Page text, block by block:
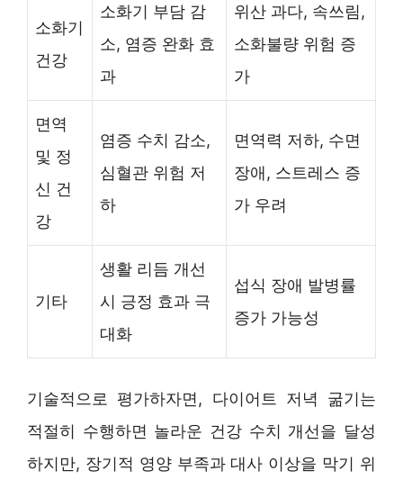
소화기
건강
소화기 부담 감
소, 염증 완화 효
과
위산 과다, 속쓰림,
소화불량 위험 증
가
면역
및 정
신 건
강
염증 수치 감소,
심혈관 위험 저
하
면역력 저하, 수면
장애, 스트레스 증
가 우려
기타
생활 리듬 개선
시 긍정 효과 극
대화
섭식 장애 발병률
증가 가능성
기술적으로 평가하자면, 다이어트 저녁 굶기는
적절히 수행하면 놀라운 건강 수치 개선을 달성
하지만, 장기적 영양 부족과 대사 이상을 막기 위